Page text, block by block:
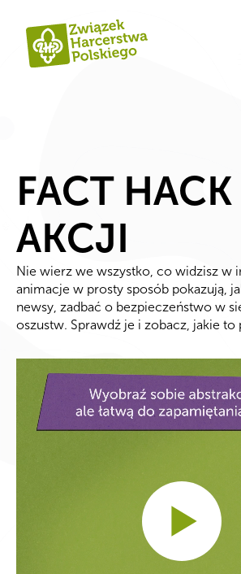
FACT
AKCJI
Nie wierz we wszystko, co widzisz w
animacje w prosty sposób pokazują,
newsy, zadbać o bezpieczeństwo w
oszustw. Sprawdź je i zobacz, jakie to